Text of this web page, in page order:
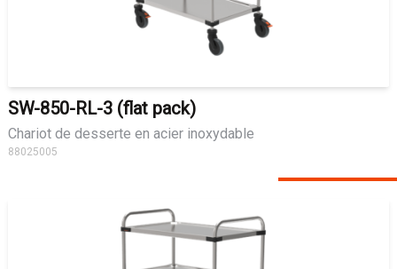
SW-850-RL-3 (flat pack)
Chariot de desserte en acier inoxydable
88025005